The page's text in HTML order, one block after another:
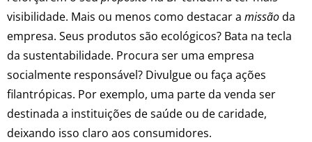
visibilidade. Mais ou menos como destacar a missãoda
empresa. Seus produtos são ecológicos? Bata na tecla
da sustentabilidade. Procura ser uma empresa
socialmente responsável? Divulgue ou faça ações
filantrópicas. Por exemplo, uma parte da venda ser
destinada a instituições de saúde ou de caridade,
deixando isso claro aos consumidores.